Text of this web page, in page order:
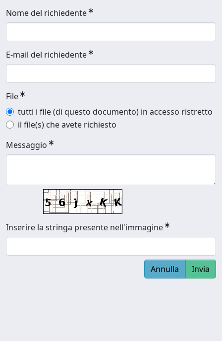
Nome del richiedente
E-mail del richiedente
File
tutti i file (di questo documento) in accesso ristretto
il file(s) che avete richiesto
Messaggio
Inserire la stringa presente nell'immagine
Annulla Invia